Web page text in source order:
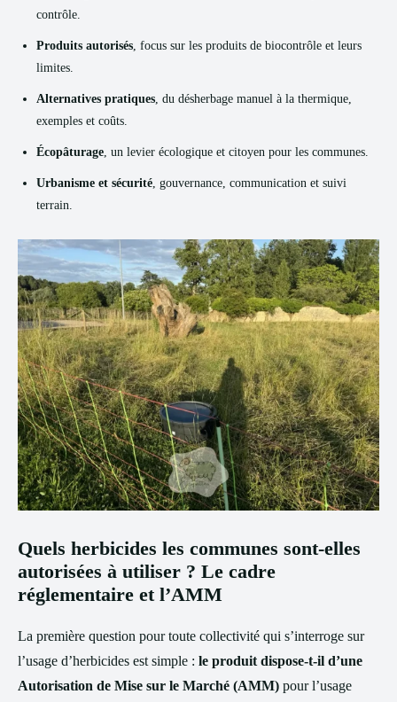
contrôle.
Produits autorisés, focus sur les produits de biocontrôle et leurs
limites.
Alternatives pratiques, du désherbage manuel à la thermique,
exemples et coûts.
Écopâturage, un levier écologique et citoyen pour les communes.
Urbanisme et sécurité, gouvernance, communication et suivi
terrain.
Quels herbicides les communes sont-elles
autorisées à utiliser ? Le cadre
réglementaire et l’AMM
La première question pour toute collectivité qui s’interroge sur
l’usage d’herbicides est simple : le produit dispose-t-il d’une
Autorisation de Mise sur le Marché (AMM) pour l’usage